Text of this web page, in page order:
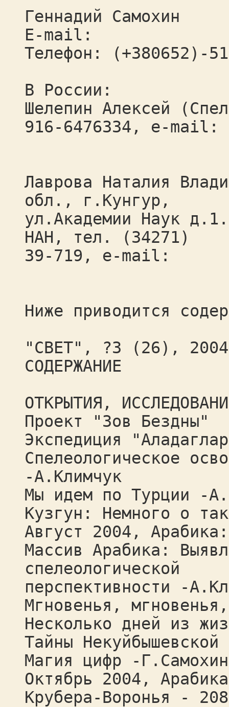
Геннадий Самохин
E-mail:
Телефон: (+380652)-
В России:
Шелепин Алексей
916-6476334, e-mail:
Лаврова Наталия
обл., г.Кунгур,
ул.Академии Наук
НАН, тел. (34271)
39-719, e-mail:
Ниже приводится
"СВЕТ", ?3 (26), 2004
СОДЕРЖАНИЕ
ОТКРЫТИЯ,
Проект "Зов Бездны"
Экспедиция
Спелеологическое
-А.Климчук
Мы идем по Турции -
Кузгун: Немного о
Август 2004,
Массив Арабика:
спелеологической
перспективности -
Мгновенья,
Несколько дней из
Тайны
Магия цифр -Г.Самохин
Октябрь 2004,
Крубера-Воронья -